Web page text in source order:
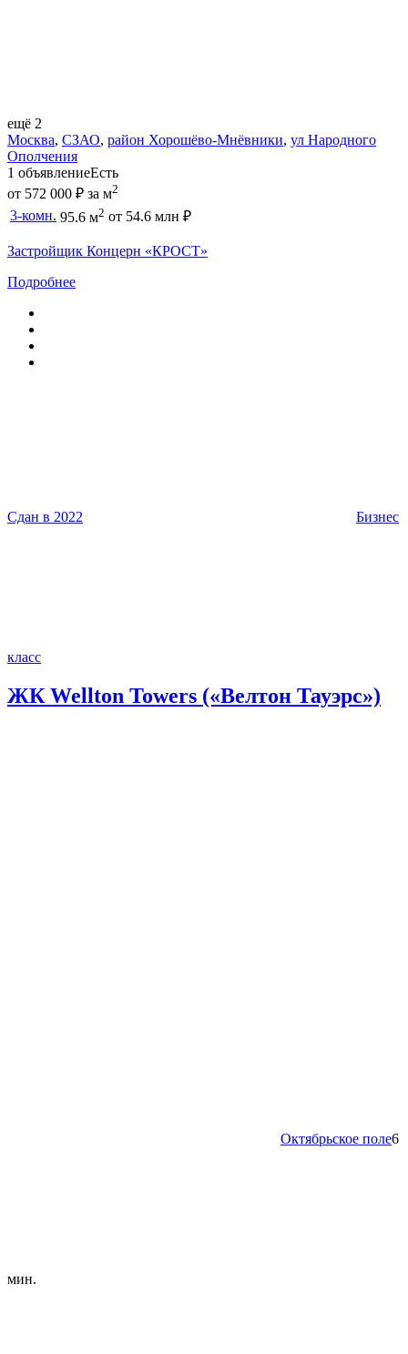
ещё 2
Москва, СЗАО, район Хорошёво-Мнёвники, ул Народного
Ополчения
1 объявлениеЕсть
от 572 000 ₽ за м2
3-комн. 95.6 м2 от 54.6 млн ₽
Застройщик Концерн «КРОСТ»
Подробнее
Сдан в 2022 Бизнес
класс
ЖК Wellton Towers («Велтон Тауэрс»)
Октябрьское поле6
мин.